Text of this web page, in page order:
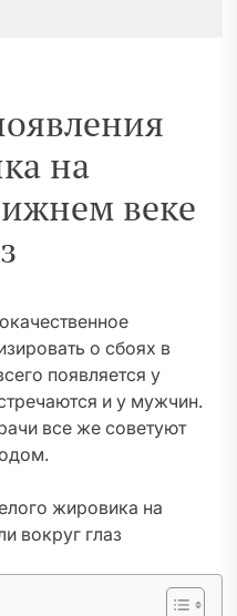
на
веке
о сбоях в
появляется у
и у мужчин.
все же советуют